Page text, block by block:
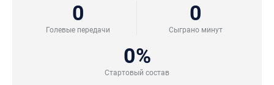
0
Голевые передачи
0
Сыграно минут
0%
Стартовый состав